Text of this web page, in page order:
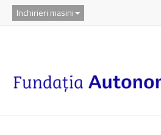
Inchirieri masini